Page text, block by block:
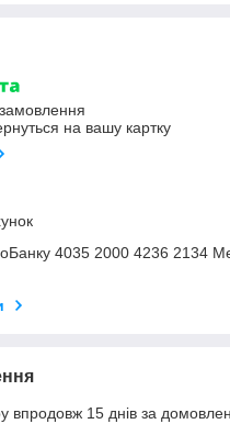
на вашу картку
4035 2000 4236 2134
впродовж 15 днів за